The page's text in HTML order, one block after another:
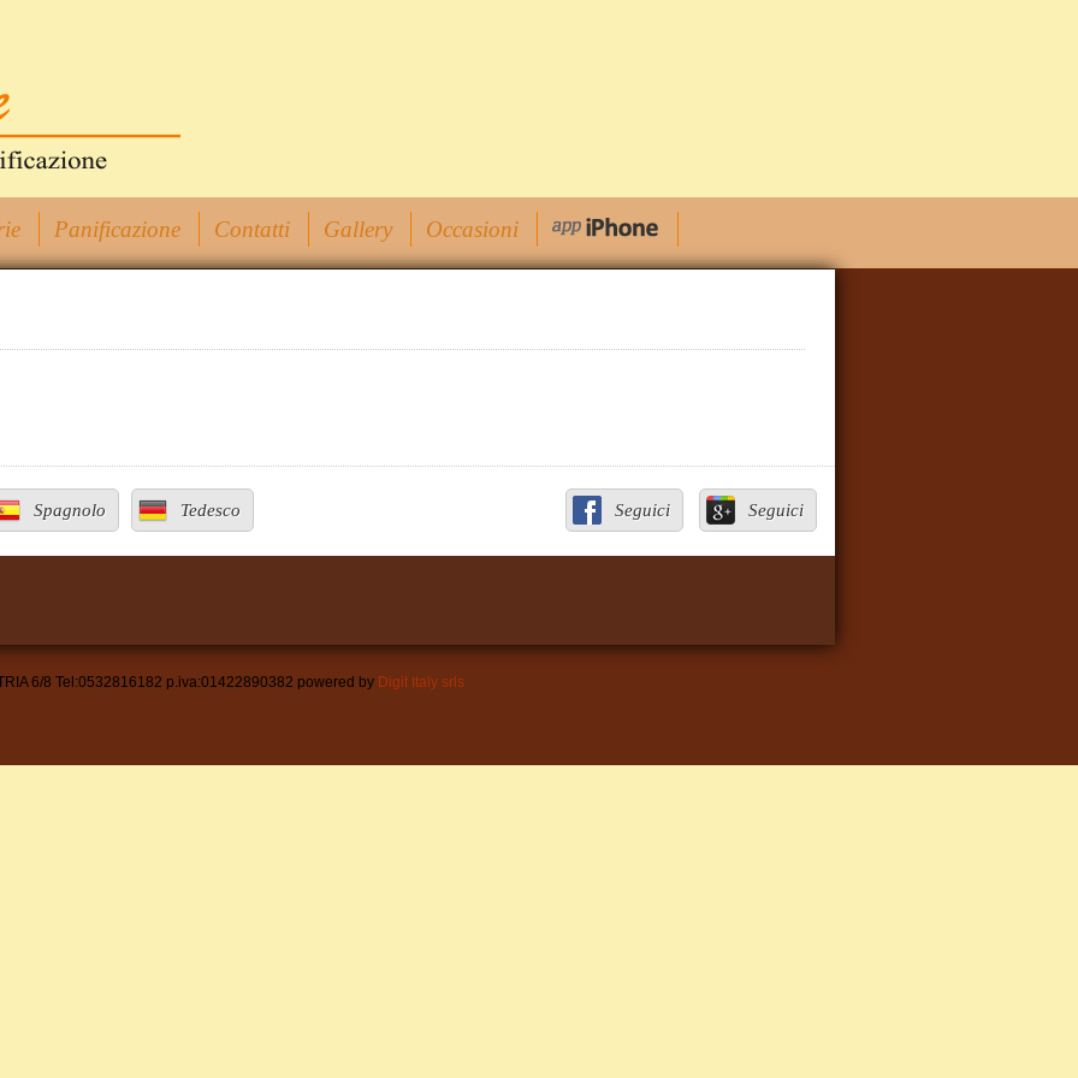
Panificazione Contatti Gallery Occasioni
Spagnolo Tedesco Seguici Seguici
6/8 Tel:0532816182 p.iva:01422890382 powered by Digit Italy srls